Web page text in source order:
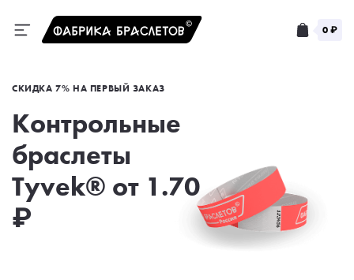
0 ₽
СКИДКА 7% НА ПЕРВЫЙ ЗАКАЗ
Контрольные
браслеты
Tyvek® от 1.70
₽